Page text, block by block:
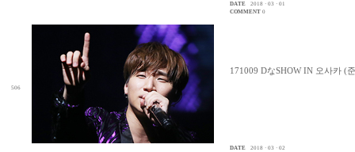
DATE
2018 · 03 · 01
COMMENT 0
506
171009 DなSHOW IN 오사카 (
DATE
2018 · 03 · 02